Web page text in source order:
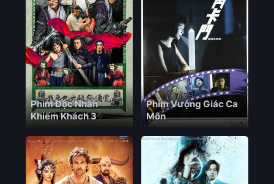
Phim Độc Nhãn
Khiếm Khách 3
Phim Vượng Giác Ca
Môn